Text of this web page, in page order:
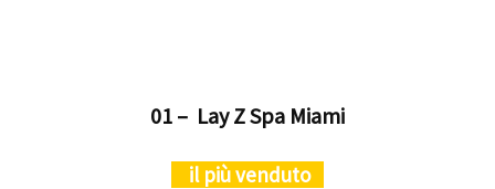
01 – Lay Z Spa Miami
il più venduto